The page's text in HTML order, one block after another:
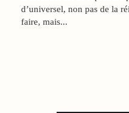
d’universel, non pas de la
faire, mais...